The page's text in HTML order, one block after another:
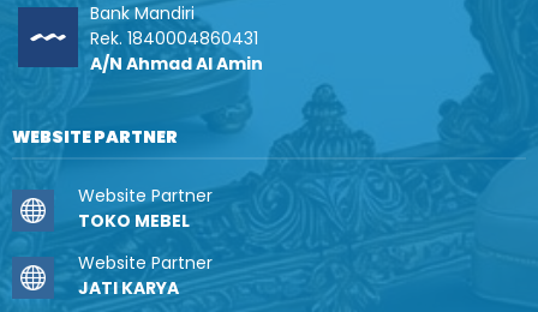
Bank Mandiri
Rek. 1840004860431
A/N Ahmad Al Amin
WEBSITE PARTNER
Website Partner
TOKO MEBEL
Website Partner
JATI KARYA